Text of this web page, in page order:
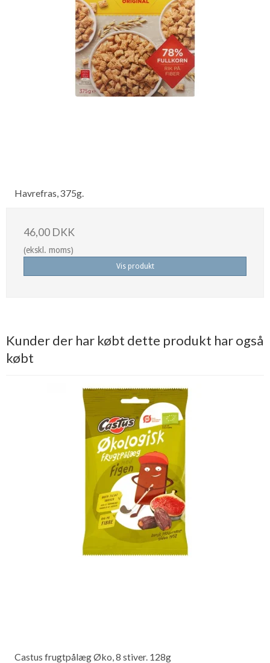
Havrefras, 375g.
46,00 DKK
(ekskl. moms)
Vis produkt
Kunder der har købt dette produkt har også
købt
Castus frugtpålæg Øko, 8 stiver. 128g